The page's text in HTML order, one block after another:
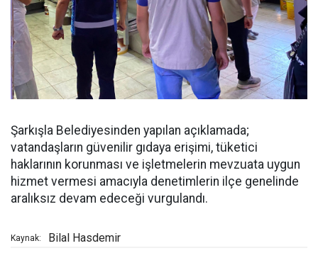
Şarkışla Belediyesinden yapılan açıklamada;
vatandaşların güvenilir gıdaya erişimi, tüketici
haklarının korunması ve işletmelerin mevzuata uygun
hizmet vermesi amacıyla denetimlerin ilçe genelinde
aralıksız devam edeceği vurgulandı.
Kaynak: Bilal Hasdemir